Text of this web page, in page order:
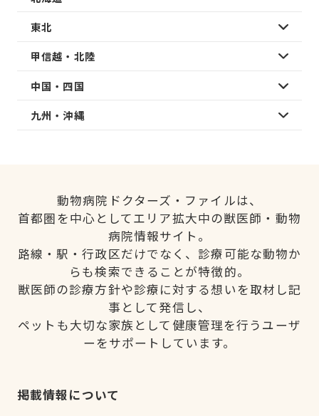
東北
甲信越・北陸
中国・四国
九州・沖縄
動物病院ドクターズ・ファイルは、
首都圏を中心としてエリア拡大中の獣医師・動物
病院情報サイト。
路線・駅・行政区だけでなく、診療可能な動物か
らも検索できることが特徴的。
獣医師の診療方針や診療に対する想いを取材し記
事として発信し、
ペットも大切な家族として健康管理を行うユーザ
ーをサポートしています。
掲載情報について